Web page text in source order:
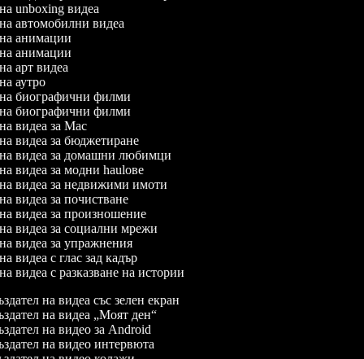
на unboxing видеа
на автомобилни видеа
на анимации
на анимации
арт видеа
аутро
на биографични филми
на биографични филми
видеа за Mac
на видеа за бюджетиране
на видеа за домашни любимци
на видеа за модни haulове
на видеа за недвижими имоти
на видеа за почистване
на видеа за произношение
на видеа за социални мрежи
на видеа за упражнения
видеа с глас зад кадър
на видеа с разказване на истории
на видеа със зелен екран
на видеа „Моят ден“
на видео за Android
на видео интервюта